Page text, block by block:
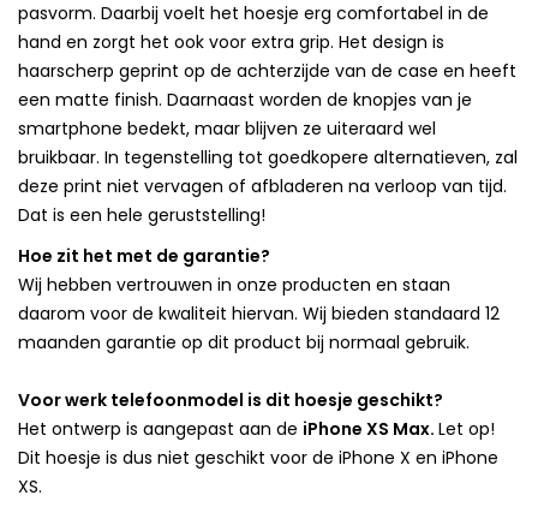
pasvorm. Daarbij voelt het hoesje erg comfortabel in de
hand en zorgt het ook voor extra grip. Het design is
haarscherp geprint op de achterzijde van de case en heeft
een matte finish. Daarnaast worden de knopjes van je
smartphone bedekt, maar blijven ze uiteraard wel
bruikbaar. In tegenstelling tot goedkopere alternatieven, zal
deze print niet vervagen of afbladeren na verloop van tijd.
Dat is een hele geruststelling!
Hoe zit het met de garantie?
Wij hebben vertrouwen in onze producten en staan
daarom voor de kwaliteit hiervan. Wij bieden standaard 12
maanden garantie op dit product bij normaal gebruik.
Voor werk telefoonmodel is dit hoesje geschikt?
Het ontwerp is aangepast aan de iPhone XS Max. Let op!
Dit hoesje is dus niet geschikt voor de iPhone X en iPhone
XS.